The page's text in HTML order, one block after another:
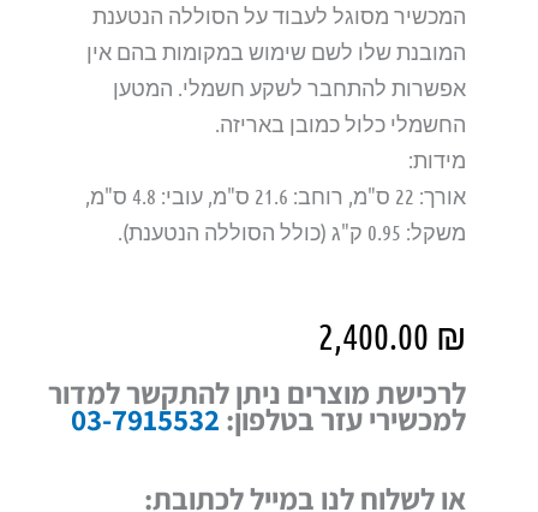
המכשיר מסוגל לעבוד על הסוללה הנטענת
המובנת שלו לשם שימוש במקומות בהם אין
אפשרות להתחבר לשקע חשמלי. המטען
החשמלי כלול כמובן באריזה.
מידות:
אורך: 22 ס"מ, רוחב: 21.6 ס"מ, עובי: 4.8 ס"מ,
משקל: 0.95 ק"ג (כולל הסוללה הנטענת).
2,400.00 ₪
לרכישת מוצרים ניתן להתקשר למדור
למכשירי עזר בטלפון: 03-7915532
או לשלוח לנו במייל לכתובת: